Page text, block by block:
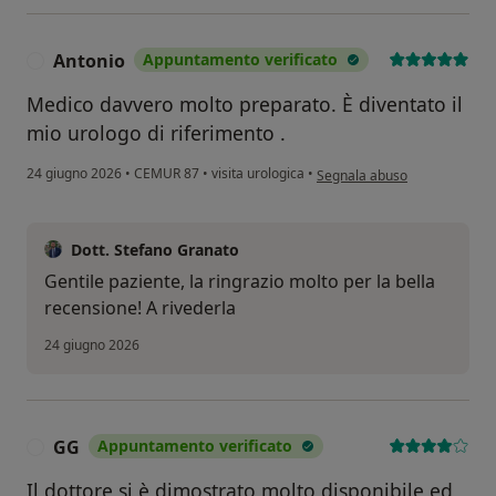
Antonio Appuntamento verificato
Medico davvero molto preparato. È diventato il
mio urologo di riferimento .
24 giugno 2026 • CEMUR 87 • visita urologica • secondo l'opinione
Segnala abuso
Dott. Stefano Granato
Gentile paziente, la ringrazio molto per la bella
recensione! A rivederla
24 giugno 2026
GG Appuntamento verificato
Il dottore si è dimostrato molto disponibile ed